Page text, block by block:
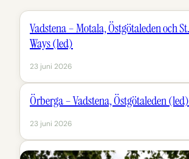
Vadstena – Motala, Östgötaleden och
Ways (led)
23 juni 2026
Örberga – Vadstena, Östgötaleden (led)
23 juni 2026